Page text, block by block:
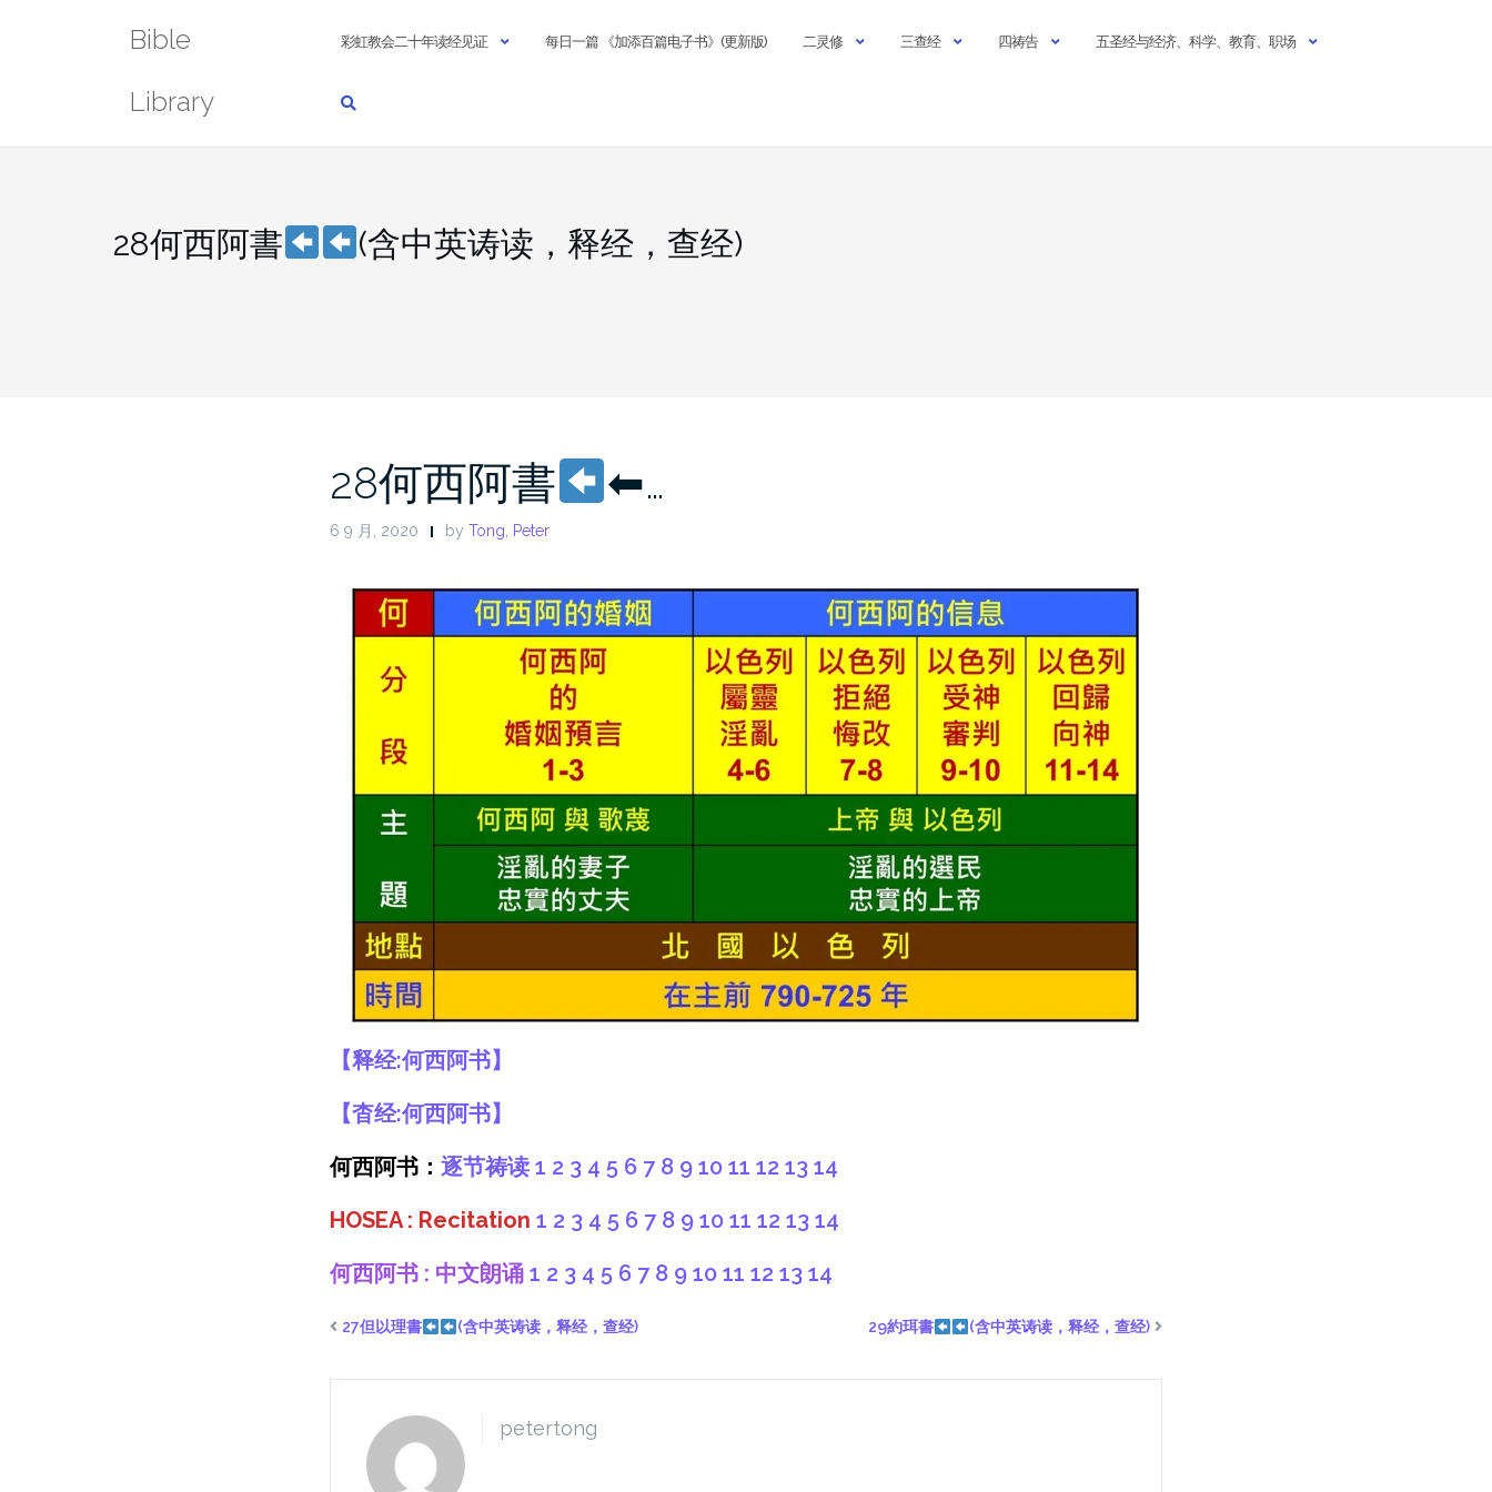
Bible
Library
彩虹教会二十年读经见证 每日一篇 《加添百篇电子书》(更新版) 二灵修 三查经 四祷告 五圣经与经济、科学、教育、职场
28何西阿書 (含中英诪读，释经，查经)
28何西阿書 ⬅…
6 9 月, 2020 by Tong, Peter
【释经:何西阿书】
【杳经:何西阿书】
何西阿书： 逐节祷读 1 2 3 4 5 6 7 8 9 10 11 12 13 14
HOSEA : Recitation 1 2 3 4 5 6 7 8 9 10 11 12 13 14
何西阿书 : 中文朗诵 1 2 3 4 5 6 7 8 9 10 11 12 13 14
27但以理書 (含中英诪读，释经，查经) 29約珥書 (含中英诪读，释经，查经)
petertong